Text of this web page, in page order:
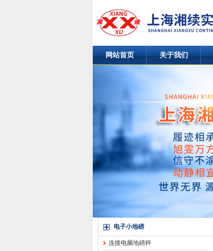
网站首页 关于我们
电子小地磅
连接电脑地磅秤